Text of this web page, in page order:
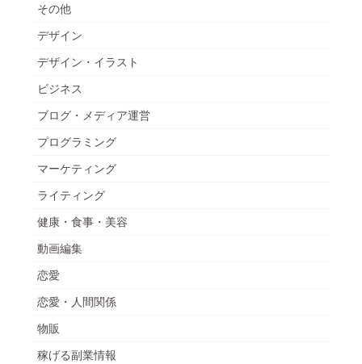
その他
デザイン
デザイン・イラスト
ビジネス
ブログ・メディア運営
プログラミング
マーケティング
ライティング
健康・食事・美容
動画編集
恋愛
恋愛・人間関係
物販
稼げる副業情報